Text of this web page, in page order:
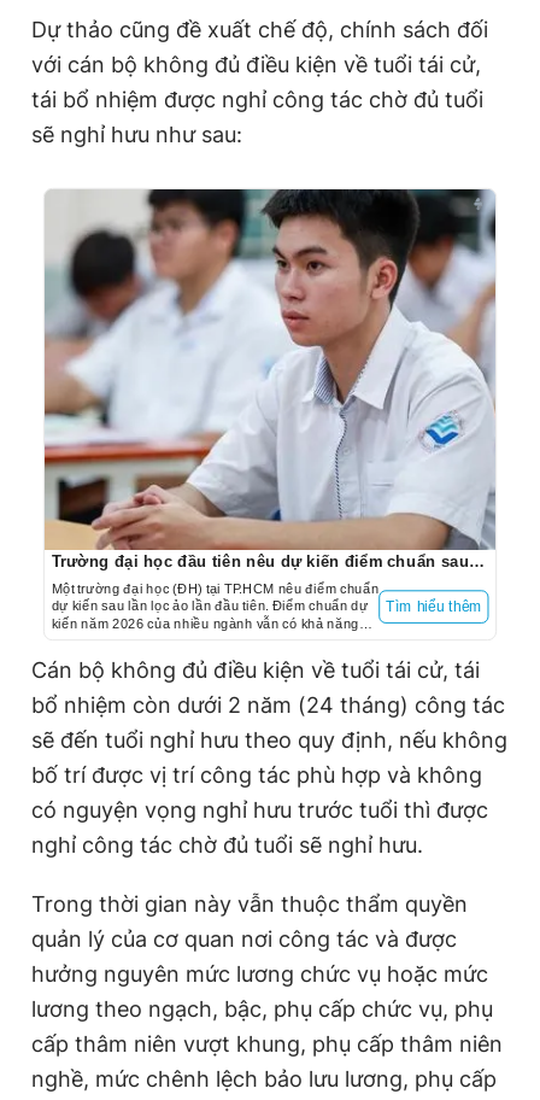
Dự thảo cũng đề xuất chế độ, chính sách đối
với cán bộ không đủ điều kiện về tuổi tái cử,
tái bổ nhiệm được nghỉ công tác chờ đủ tuổi
sẽ nghỉ hưu như sau:
Trường đại học đầu tiên nêu dự kiến điểm chuẩn sau lọc ảo lần 1
Một trường đại học (ĐH) tại TP.HCM nêu điểm chuẩn
dự kiến sau lần lọc ảo lần đầu tiên. Điểm chuẩn dự
kiến năm 2026 của nhiều ngành vẫn có khả năng
thấp hơn năm 2025 từ khoảng 0,5 đến 3,5 điểm.
Tìm hiểu thêm
Cán bộ không đủ điều kiện về tuổi tái cử, tái
bổ nhiệm còn dưới 2 năm (24 tháng) công tác
sẽ đến tuổi nghỉ hưu theo quy định, nếu không
bố trí được vị trí công tác phù hợp và không
có nguyện vọng nghỉ hưu trước tuổi thì được
nghỉ công tác chờ đủ tuổi sẽ nghỉ hưu.
Trong thời gian này vẫn thuộc thẩm quyền
quản lý của cơ quan nơi công tác và được
hưởng nguyên mức lương chức vụ hoặc mức
lương theo ngạch, bậc, phụ cấp chức vụ, phụ
cấp thâm niên vượt khung, phụ cấp thâm niên
nghề, mức chênh lệch bảo lưu lương, phụ cấp